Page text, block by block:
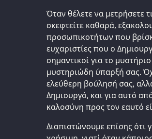
Όταν θέλετε να μετρήσετε
σκεφτείτε καθαρά,
προσωπικοτήτων που
ευχαριστίες που ο
σημαντικοί για το
μυστηριώδη ύπαρξή σας.
ελεύθερη βούλησή σας,
Δημιουργό, και για αυτό
καλοσύνη προς τον εαυτό
Διαπιστώνουμε επίσης ότι